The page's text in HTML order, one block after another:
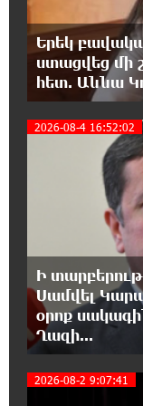
ՀՀ
Վարդևանյանը՝
քարտային
ուժերին. Արեգ
հարուցված այս
Երեկ
ստացվեց մի
հետ. Աննա
2026-08-4 16:52:02
Ի
Սամվել
օրոք
Ղազի...
2026-08-2 9:07:41